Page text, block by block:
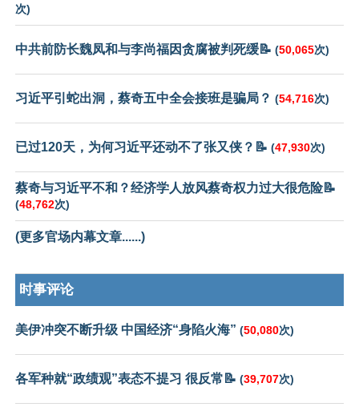
次)
中共前防长魏凤和与李尚福因贪腐被判死缓📝 (50,065次)
习近平引蛇出洞，蔡奇五中全会接班是骗局？ (54,716次)
已过120天，为何习近平还动不了张又侠？📝 (47,930次)
蔡奇与习近平不和？经济学人放风蔡奇权力过大很危险📝
(48,762次)
(更多官场内幕文章......)
时事评论
美伊冲突不断升级 中国经济“身陷火海” (50,080次)
各军种就“政绩观”表态不提习 很反常📝 (39,707次)